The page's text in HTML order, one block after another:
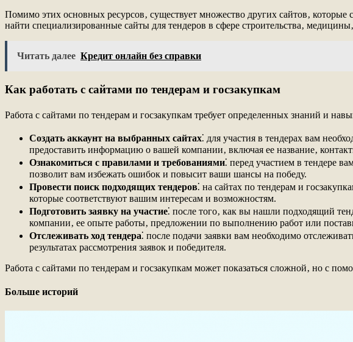
Помимо этих основных ресурсов‚ существует множество других сайтов‚
найти специализированные сайты для тендеров в сфере строительства‚
Читать далее Кредит онлайн без справки
Как работать с сайтами по тендерам и госзакупкам
Работа с сайтами по тендерам и госзакупкам требует определенных знаний и
Создать аккаунт на выбранных сайтах⁚ для участия в тендерах вам
предоставить информацию о вашей компании‚ включая ее название‚
Ознакомиться с правилами и требованиями⁚ перед участием в тендере
позволит вам избежать ошибок и повысит ваши шансы на победу.
Провести поиск подходящих тендеров⁚ на сайтах по тендерам и
которые соответствуют вашим интересам и возможностям.
Подготовить заявку на участие⁚ после того‚ как вы нашли подходящий
компании‚ ее опыте работы‚ предложении по выполнению работ или
Отслеживать ход тендера⁚ после подачи заявки вам необходимо
результатах рассмотрения заявок и победителя.
Работа с сайтами по тендерам и госзакупкам может показаться сложной‚ но с
Больше историй